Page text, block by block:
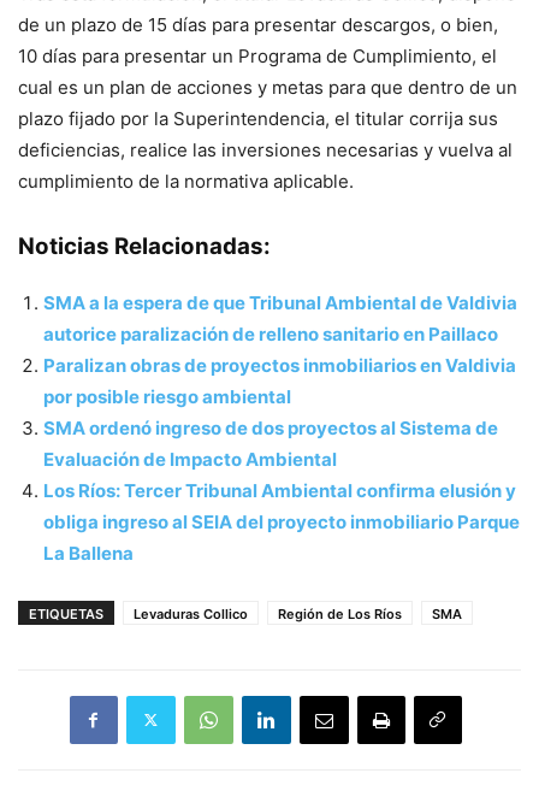
de un plazo de 15 días para presentar descargos, o bien,
10 días para presentar un Programa de Cumplimiento, el
cual es un plan de acciones y metas para que dentro de un
plazo fijado por la Superintendencia, el titular corrija sus
deficiencias, realice las inversiones necesarias y vuelva al
cumplimiento de la normativa aplicable.
Noticias Relacionadas:
SMA a la espera de que Tribunal Ambiental de Valdivia
autorice paralización de relleno sanitario en Paillaco
Paralizan obras de proyectos inmobiliarios en Valdivia
por posible riesgo ambiental
SMA ordenó ingreso de dos proyectos al Sistema de
Evaluación de Impacto Ambiental
Los Ríos: Tercer Tribunal Ambiental confirma elusión y
obliga ingreso al SEIA del proyecto inmobiliario Parque
La Ballena
ETIQUETAS Levaduras Collico Región de Los Ríos SMA